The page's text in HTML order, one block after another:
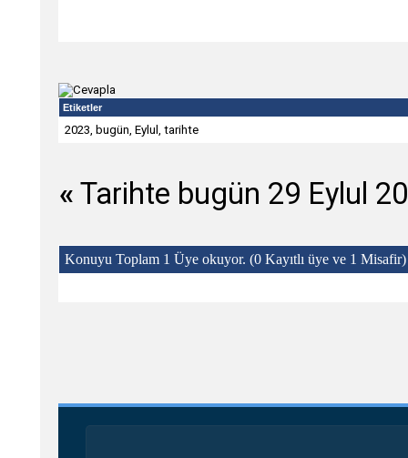
Etiketler
2023, bugün, Eylul , tarihte
« Tarihte bugün 29 Eylul
Konuyu Toplam 1 Üye okuyor. (0 Kayıtlı üye ve 1 Misafir)